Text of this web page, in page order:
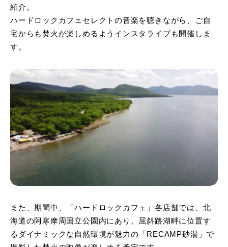
紹介。
ハードロックカフェセレクトの音楽を聴きながら、ご自
宅からも焚火が楽しめるようインスタライブも開催しま
す。
また、期間中、「ハードロックカフェ」各店舗では、北
海道の阿寒摩周国立公園内にあり、屈斜路湖畔に位置す
るダイナミックな自然環境が魅力の「RECAMP砂湯」で